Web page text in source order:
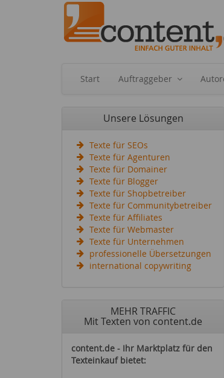
Start Auftraggeber
Unsere Lösungen
Texte für SEOs
Texte für Agenturen
Texte für Domainer
Texte für Blogger
Texte für Shopbetreiber
Texte für Communitybetreiber
Texte für Affiliates
Texte für Webmaster
Texte für Unternehmen
professionelle Übersetzungen
international copywriting
MEHR TRAFFIC
Mit Texten von content.de
content.de - Ihr Marktplatz für den
Texteinkauf bietet: